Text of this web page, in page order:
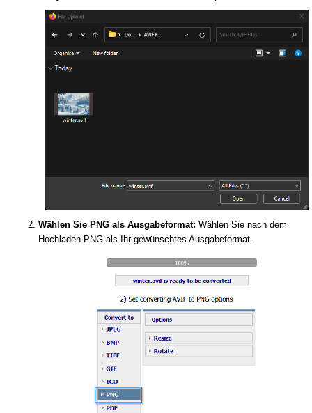
Wählen Sie PNG als Ausgabeformat: Wählen Sie nach dem
Hochladen PNG als Ihr gewünschtes Ausgabeformat.